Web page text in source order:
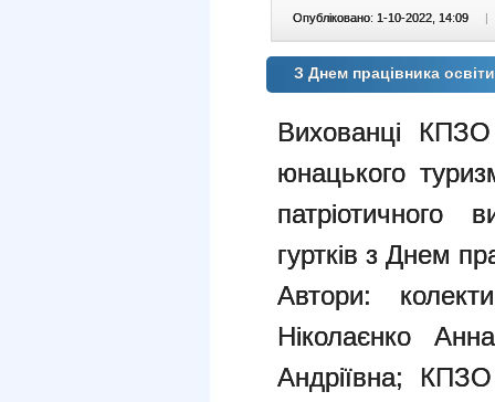
Опубліковано: 1-10-2022, 14:09 |
З Днем працівника
Вихованці КПЗО
юнацького
патріотичного
гуртків з Днем
Автори:
Ніколаєнко
Андріївна;